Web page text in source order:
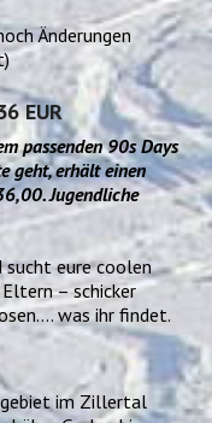
Änderungen
EUR
passenden 90s Days
geht, erhält einen
Jugendliche
sucht eure coolen
– schicker
was ihr findet.
im Zillertal